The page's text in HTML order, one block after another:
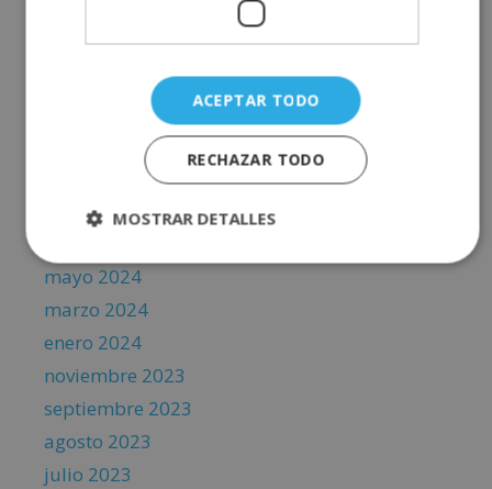
agosto 2025
febrero 2025
noviembre 2024
septiembre 2024
mayo 2024
marzo 2024
enero 2024
noviembre 2023
septiembre 2023
agosto 2023
julio 2023
ACEPTAR TODO
RECHAZAR TODO
MOSTRAR DETALLES